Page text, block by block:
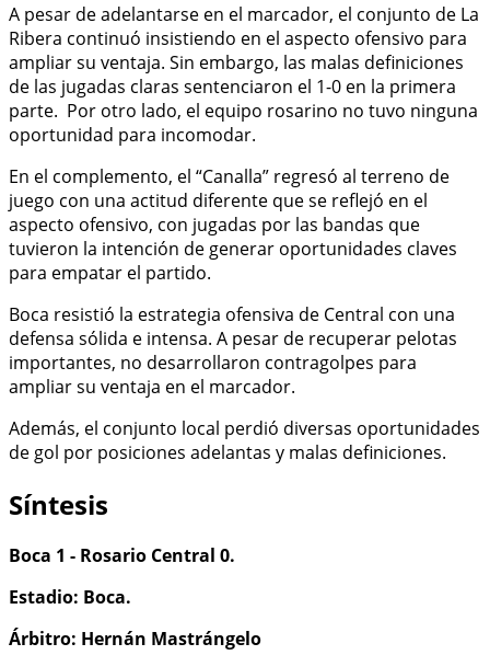
A pesar de adelantarse en el marcador, el conjunto de La
Ribera continuó insistiendo en el aspecto ofensivo para
ampliar su ventaja. Sin embargo, las malas definiciones
de las jugadas claras sentenciaron el 1-0 en la primera
parte. Por otro lado, el equipo rosarino no tuvo ninguna
oportunidad para incomodar.
En el complemento, el “Canalla” regresó al terreno de
juego con una actitud diferente que se reflejó en el
aspecto ofensivo, con jugadas por las bandas que
tuvieron la intención de generar oportunidades claves
para empatar el partido.
Boca resistió la estrategia ofensiva de Central con una
defensa sólida e intensa. A pesar de recuperar pelotas
importantes, no desarrollaron contragolpes para
ampliar su ventaja en el marcador.
Además, el conjunto local perdió diversas oportunidades
de gol por posiciones adelantas y malas definiciones.
Síntesis
Boca 1 - Rosario Central 0.
Estadio: Boca.
Árbitro: Hernán Mastrángelo